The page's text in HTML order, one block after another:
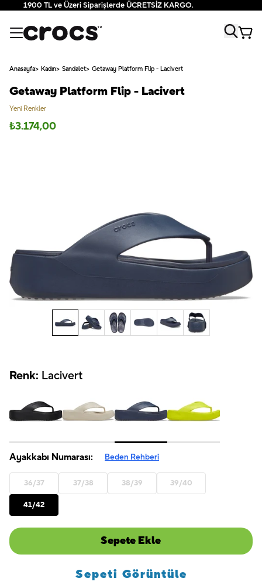
1900 TL ve Üzeri Siparişlerde ÜCRETSİZ KARGO.
Anasayfa Kadın Sandalet Getaway Platform Flip - Lacivert
Getaway Platform Flip - Lacivert
Yeni Renkler
₺3.174,00
Renk: Lacivert
Ayakkabı Numarası: Beden Rehberi
36/37 37/38 38/39 39/40
41/42
Sepete Ekle
Sepeti Görüntüle